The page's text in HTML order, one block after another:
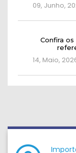
09, Junho,
Confira
14, Maio,